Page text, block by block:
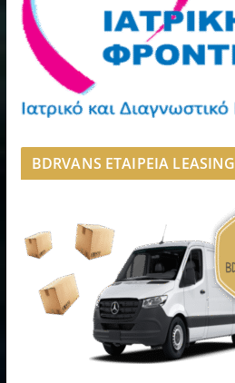
BDRVANS ΕΤΑΙΡΕΙΑ LEASING